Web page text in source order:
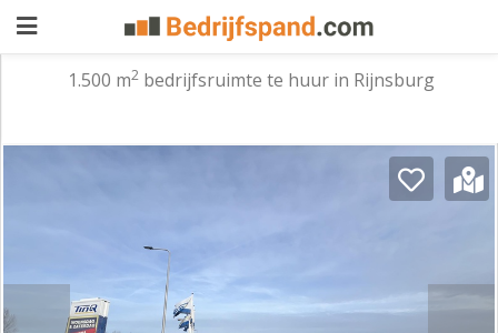
adverteren
Premium
1.500 m2 bedrijfsruimte te huur in Rijnsburg